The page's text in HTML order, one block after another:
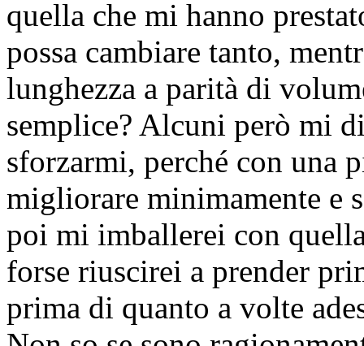
quella che mi hanno
possa cambiare tanto,
lunghezza a parità di
semplice? Alcuni però mi
sforzarmi, perché con una
migliorare minimamente e
poi mi imballerei con
forse riuscirei a prender
prima di quanto a volte